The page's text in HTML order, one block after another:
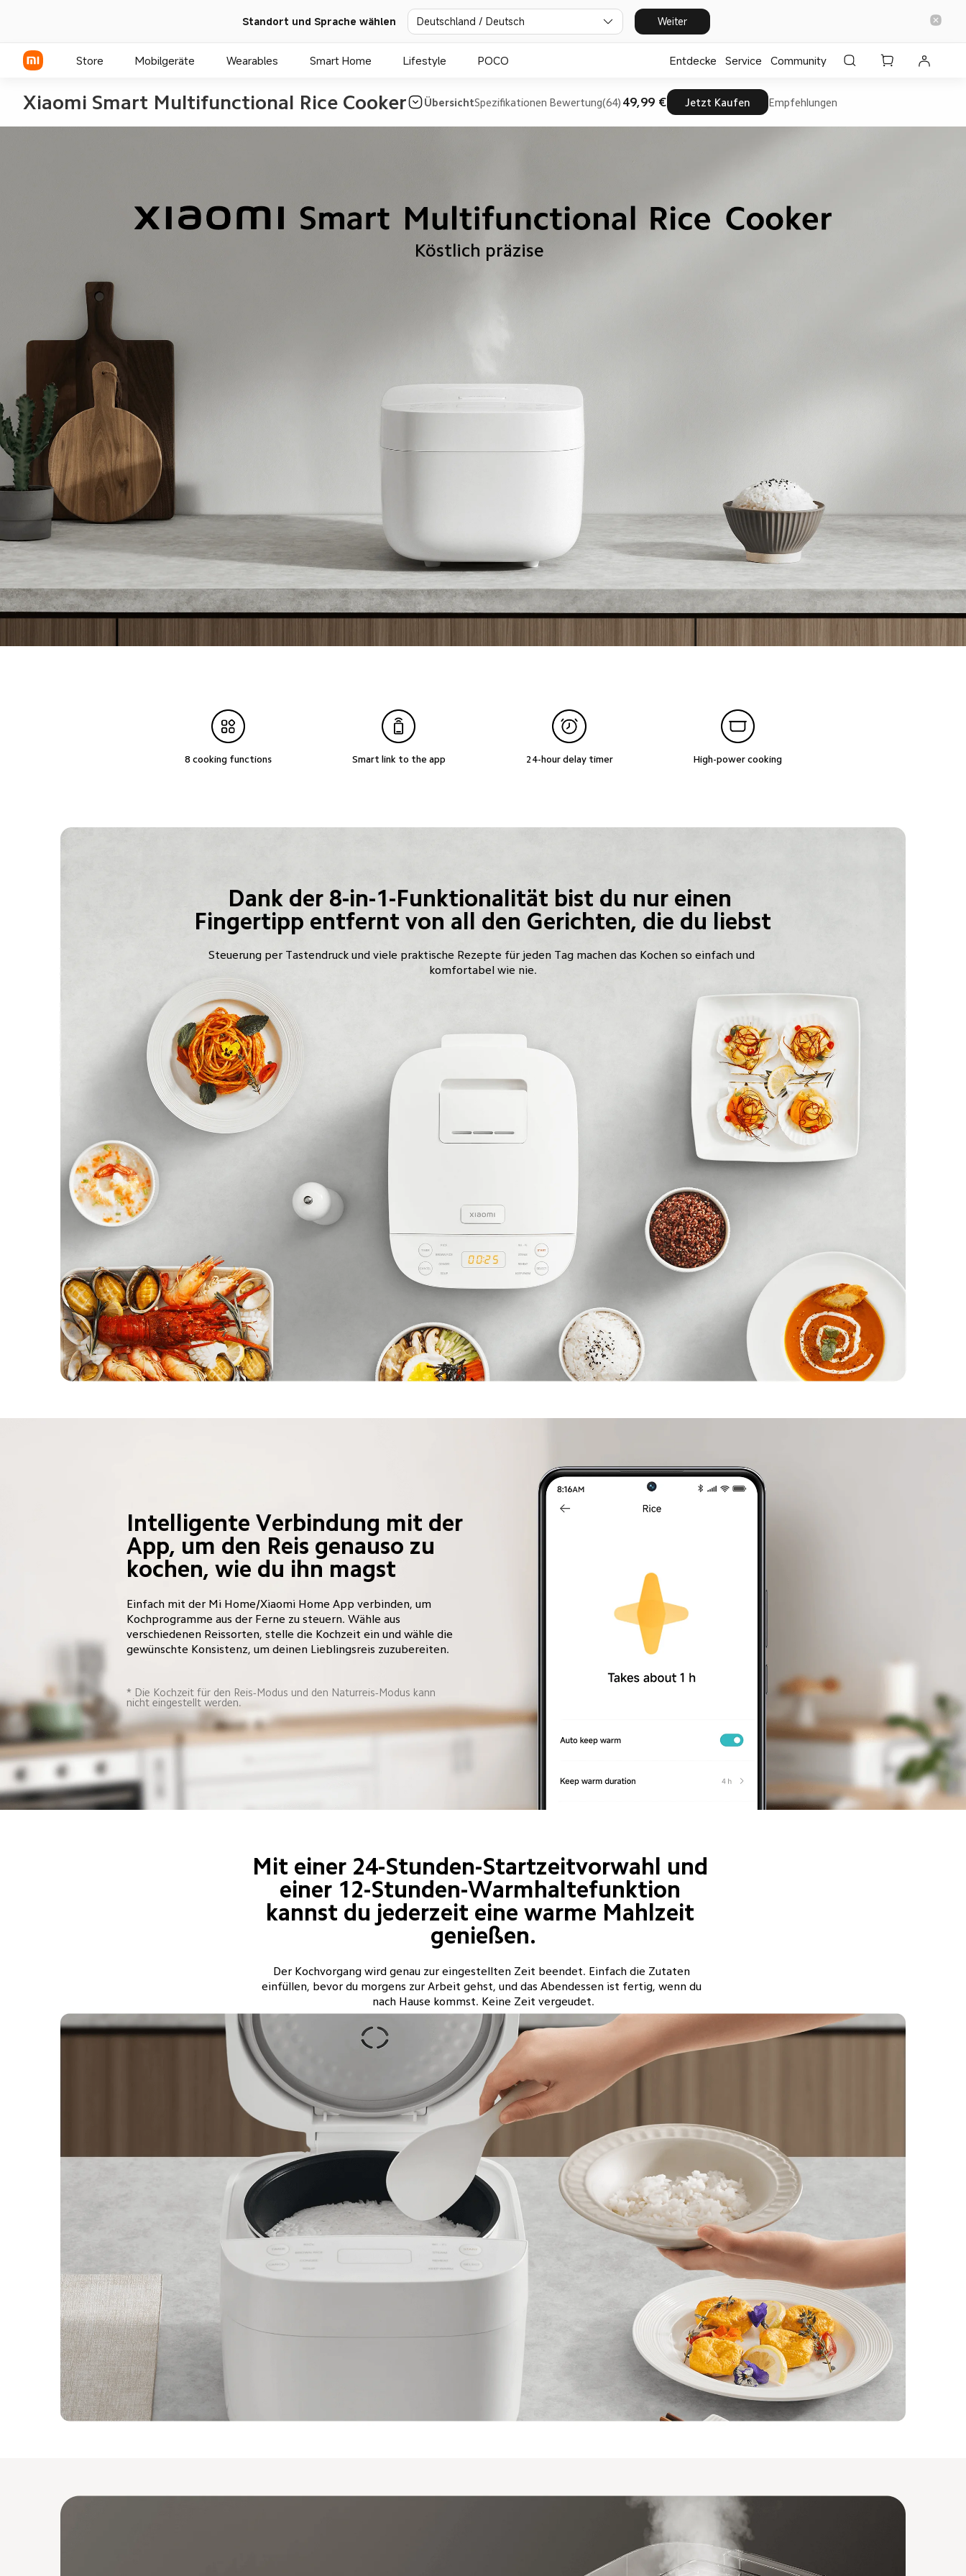
Standort und Sprache wählen Deutschland / Deutsch Weiter
Store Mobilgeräte Wearables Smart Home Lifestyle POCO Entdecke ⁣Service Community
Xiaomi Smart Multifunctional Rice Cooker ÜbersichtSpezifikationen Bewertung(64) 49,99 € Jetzt Kaufen Empfehlungen
8 cooking functions Smart link to the app 24-hour delay timer High-power cooking
Dank der 8-in-1-Funktionalität bist du nur einen
Fingertipp entfernt von all den Gerichten, die du liebst
Steuerung per Tastendruck und viele praktische Rezepte für jeden Tag machen das Kochen so einfach und
komfortabel wie nie.
Intelligente Verbindung mit der
App, um den Reis genauso zu
kochen, wie du ihn magst
Einfach mit der Mi Home/Xiaomi Home App verbinden, um
Kochprogramme aus der Ferne zu steuern. Wähle aus
verschiedenen Reissorten, stelle die Kochzeit ein und wähle die
gewünschte Konsistenz, um deinen Lieblingsreis zuzubereiten.
* Die Kochzeit für den Reis-Modus und den Naturreis-Modus kann
nicht eingestellt werden.
Mit einer 24-Stunden-Startzeitvorwahl und
einer 12-Stunden-Warmhaltefunktion
kannst du jederzeit eine warme Mahlzeit
genießen.
Der Kochvorgang wird genau zur eingestellten Zeit beendet. Einfach die Zutaten
einfüllen, bevor du morgens zur Arbeit gehst, und das Abendessen ist fertig, wenn du
nach Hause kommst. Keine Zeit vergeudet.